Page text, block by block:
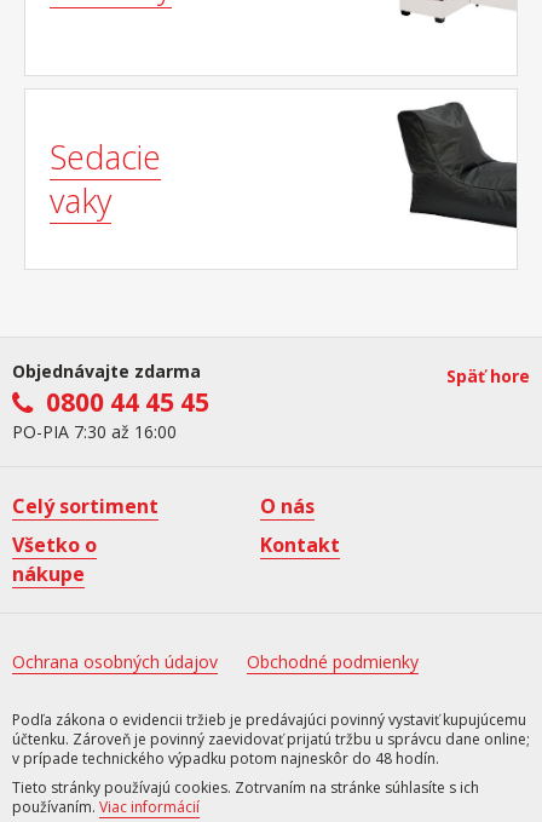
Sedacie
vaky
Objednávajte zdarma
0800 44 45 45
PO-PIA 7:30 až 16:00
Späť hore
Celý sortiment
O nás
Všetko o
nákupe
Kontakt
Ochrana osobných údajov Obchodné podmienky
Podľa zákona o evidencii tržieb je predávajúci povinný vystaviť kupujúcemu
účtenku. Zároveň je povinný zaevidovať prijatú tržbu u správcu dane online;
v prípade technického výpadku potom najneskôr do 48 hodín.
Tieto stránky používajú cookies. Zotrvaním na stránke súhlasíte s ich
používaním. Viac informácií